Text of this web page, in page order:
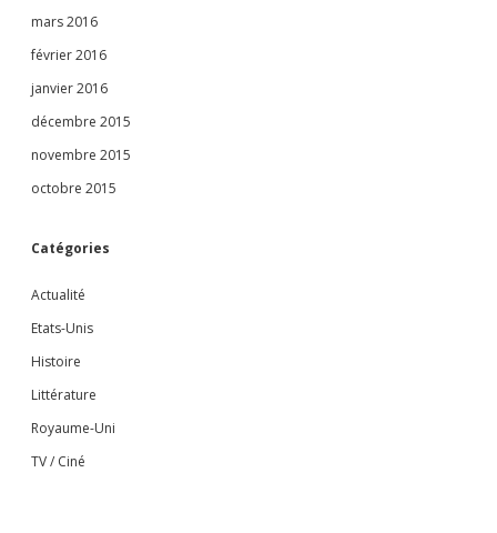
mars 2016
février 2016
janvier 2016
décembre 2015
novembre 2015
octobre 2015
Catégories
Actualité
Etats-Unis
Histoire
Littérature
Royaume-Uni
TV / Ciné